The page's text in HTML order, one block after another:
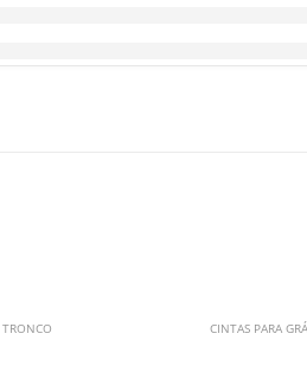
TRONCO CINTAS PARA